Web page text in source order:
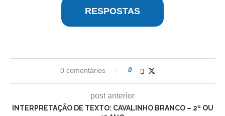
RESPOSTAS
0 comentários 0
post anterior
INTERPRETAÇÃO DE TEXTO: CAVALINHO BRANCO – 2º OU